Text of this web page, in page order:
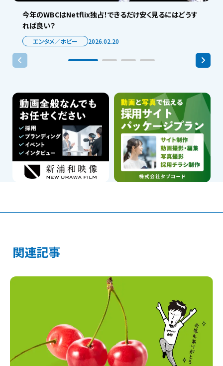
今年のWBCはNetflix独占！できるだけ安く見るにはどうす
れば良い？
エンタメ／ホビー 2026.02.20
関連記事